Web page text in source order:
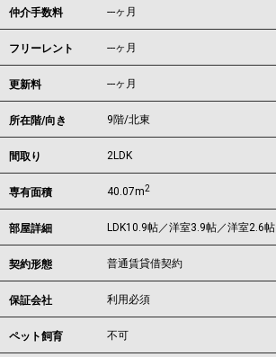
仲介手数料 ---ヶ月
フリーレント ---ヶ月
更新料 ---ヶ月
所在階/向き 9階/北東
間取り 2LDK
専有面積 40.07m2
部屋詳細 LDK10.9帖／洋室3.9帖／洋室2.6帖
契約形態 普通賃貸借契約
保証会社 利用必須
ペット飼育 不可